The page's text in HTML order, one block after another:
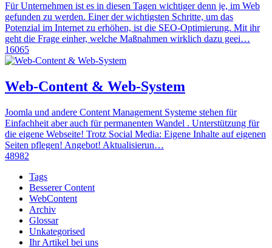
Für Unternehmen ist es in diesen Tagen wichtiger denn je, im Web
gefunden zu werden. Einer der wichtigsten Schritte, um das
Potenzial im Internet zu erhöhen, ist die SEO-Optimierung. Mit ihr
geht die Frage einher, welche Maßnahmen wirklich dazu geei…
16065
Web-Content & Web-System
Joomla und andere Content Management Systeme stehen für
Einfachheit aber auch für permanenten Wandel . Unterstützung für
die eigene Webseite! Trotz Social Media: Eigene Inhalte auf eigenen
Seiten pflegen! Angebot! Aktualisierun…
48982
Tags
Besserer Content
WebContent
Archiv
Glossar
Unkategorised
Ihr Artikel bei uns